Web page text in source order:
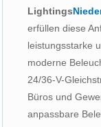
Lightings
erfüllen diese
leistungsstarke
moderne
24/36-V-
Büros und
anpassbare